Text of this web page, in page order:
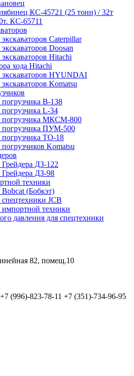
КС-45721 (25 тонн) / 32т
КС-65711
Caterpillar
Doosan
Hitachi
хода Hitachi
экскаваторов HYUNDAI
Komatsu
погрузчика B-138
погрузчика L-34
погрузчика МКСМ-800
погрузчика ПУМ-500
погрузчика ТО-18
Komatsu
Грейдера ДЗ-122
Грейдера ДЗ-98
техники
Bobcat (Бобкэт)
спецтехники JCB
техники
давления для спецтехники
82, помещ.10
(996)-823-78-11 +7 (351)-734-96-95